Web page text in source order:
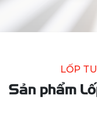
LỐP
Sản phẩm